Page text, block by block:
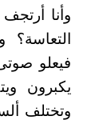
وأنا
فيعلو
يكبرون
وتختلف